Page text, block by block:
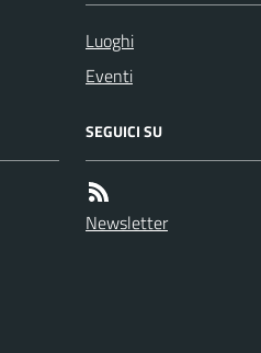
Luoghi
Eventi
SEGUICI SU
Newsletter